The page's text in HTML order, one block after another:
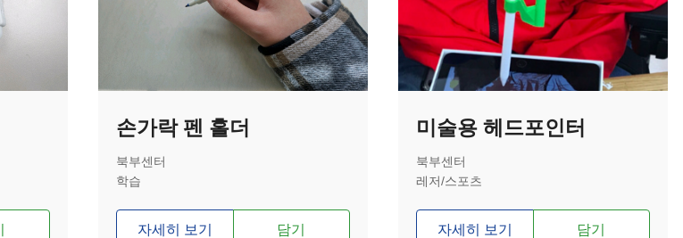
손가락 펜 홀더
북부센터
학습
자세히 보기 담기
미술용 헤드포인터
북부센터
레저/스포츠
자세히 보기 담기